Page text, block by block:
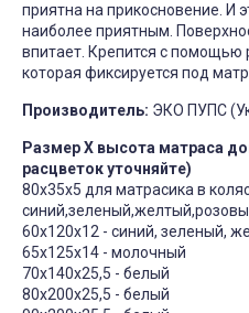
приятна на прикосновение. И
наиболее приятным.
впитает. Крепится с помощью
которая фиксируется под
Производитель: ЭКО ПУПС
Размер Х высота матраса
расцветок уточняйте)
80х35х5 для матрасика в
60х120х12 - синий, зеленый,
65х125х14 - молочный
70х140х25,5 - белый
80х200х25,5 - белый